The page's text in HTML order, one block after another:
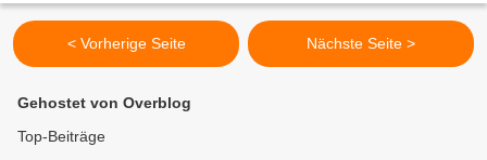
< Vorherige Seite Nächste Seite >
Gehostet von Overblog
Top-Beiträge